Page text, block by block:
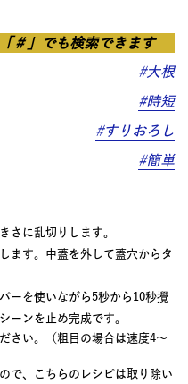
「＃」でも検索できます
#大根
#時短
#すりおろし
#簡単
さに乱切りします。
ます。中蓋を外して蓋穴からタ
ーを使いながら5秒から10秒攪
ーンを止め完成です。
さい。（粗目の場合は速度4～
で、こちらのレシピは取り除い